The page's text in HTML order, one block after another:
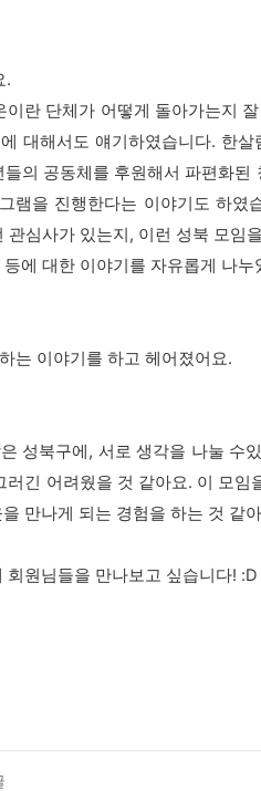
.
란 단체가 어떻게 돌아가는지
대해서도 얘기하였습니다. 한살
의 공동체를 후원해서 파편화된
램을 진행한다는 이야기도 하였
관심사가 있는지, 이런 성북 모임
에 대한 이야기를 자유롭게 나누
는 이야기를 하고 헤어졌어요.
성북구에, 서로 생각을 나눌 수
긴 어려웠을 것 같아요. 이 모임
만나게 되는 경험을 하는 것 같
원님들을 만나보고 싶습니다! :D